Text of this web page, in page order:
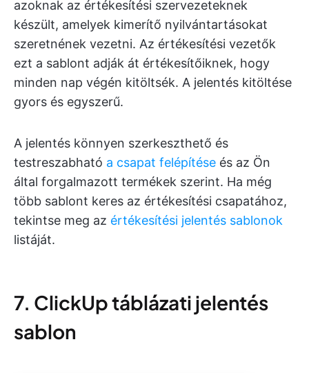
azoknak az értékesítési szervezeteknek
készült, amelyek kimerítő nyilvántartásokat
szeretnének vezetni. Az értékesítési vezetők
ezt a sablont adják át értékesítőiknek, hogy
minden nap végén kitöltsék. A jelentés kitöltése
gyors és egyszerű.
A jelentés könnyen szerkeszthető és
testreszabható a csapat felépítése és az Ön
által forgalmazott termékek szerint. Ha még
több sablont keres az értékesítési csapatához,
tekintse meg az értékesítési jelentés sablonok
listáját.
7. ClickUp táblázati jelentés
sablon